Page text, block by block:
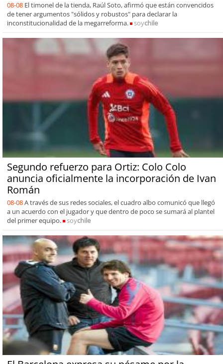
08-08 El timonel de la tienda, Raúl Soto, afirmó que están convencidos
de tener argumentos "sólidos y robustos" para declarar la
inconstitucionalidad de la megarreforma.
soychile
Segundo refuerzo para Ortiz: Colo Colo
anuncia oficialmente la incorporación de Ivan
Román
08-08A través de sus redes sociales, el cuadro albo comunicó que llegó
a un acuerdo con el jugador y que dentro de poco se sumará al plantel
del primer equipo.
soychile